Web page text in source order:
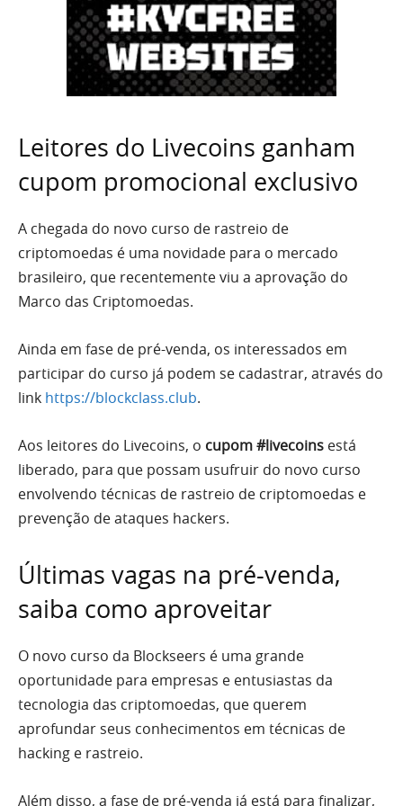
Leitores do Livecoins ganham
cupom promocional exclusivo
A chegada do novo curso de rastreio de
criptomoedas é uma novidade para o mercado
brasileiro, que recentemente viu a aprovação do
Marco das Criptomoedas.
Ainda em fase de pré-venda, os interessados em
participar do curso já podem se cadastrar, através do
link https://blockclass.club.
Aos leitores do Livecoins, o cupom #livecoins está
liberado, para que possam usufruir do novo curso
envolvendo técnicas de rastreio de criptomoedas e
prevenção de ataques hackers.
Últimas vagas na pré-venda,
saiba como aproveitar
O novo curso da Blockseers é uma grande
oportunidade para empresas e entusiastas da
tecnologia das criptomoedas, que querem
aprofundar seus conhecimentos em técnicas de
hacking e rastreio.
Além disso, a fase de pré-venda já está para finalizar,